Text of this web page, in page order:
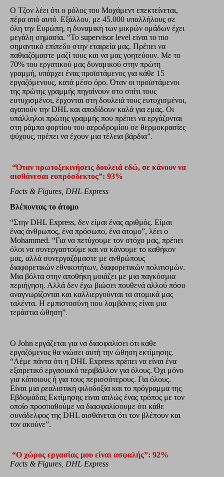
Ο Τζον λέει ότι ο ρόλος του Μοχάμεντ επεκτείνεται,
πέρα από αυτό. Εξάλλου, με 45.000 υπαλλήλους σε
όλη την Ευρώπη, η δυναμική των μικρών ομάδων έχει
μεγάλη σημασία. “Το supervisor level είναι το πιο
σημαντικό επίπεδο στην εταιρεία μας. Πρέπει να
παθιαζόμαστε μαζί τους και να μας γοητεύουν. Με το
70% του εργατικού μας δυναμικού στην πρώτη
γραμμή, υπάρχει ένας προϊστάμενος για κάθε 15
εργαζόμενους, κατά μέσο όρο. Όταν οι προϊστάμενοι
της πρώτης γραμμής πηγαίνουν στο σπίτι τους
ευτυχισμένοι, έρχονται στη δουλειά τους ευτυχισμένοι,
αγαπούν την DHL και αποδίδουν καλά για εμάς. Οι
υπάλληλοι πρώτης γραμμής που πρέπει να εργάζονται
στη ράμπα φορτίου του αεροδρομίου σε θερμοκρασίες
ψύχους, πρέπει να έχουν μια τέλεια βάρδια”.
“Όταν πρωτοξεκινήσεις δουλειά εδώ, σε κάνουν να
αισθάνεσαι ευπρόσδεκτος”: 93%
Facts & Figures, DHL Express
Βλέποντας το άτομο
“Στην DHL Express, δεν είμαι ένας αριθμός. Είμαι
ένας άνθρωπος, ένα πρόσωπο, ένα άτομο”, λέει ο
Mohammed. “Για να πετύχουμε τον στόχο μας, πρέπει
όλοι να συνεργαστούμε και να κάνουμε το καθήκον
μας, αλλά συνεργαζόμαστε με ανθρώπους
διαφορετικών εθνικοτήτων, διαφορετικών πολιτισμών.
Μια βόλτα στην αποθήκη μοιάζει με μια παγκόσμια
περιήγηση. Αλλά δεν έχω βιώσει πουθενά αλλού πόσο
αναγνωρίζονται και καλλιεργούνται τα ατομικά μας
ταλέντα. Η εμπιστοσύνη που λαμβάνεις είναι μια
τεράστια ώθηση”.
Ο John εργάζεται για να διασφαλίσει ότι κάθε
εργαζόμενος θα νιώσει αυτή την ώθηση εκτίμησης.
“Λέμε πάντα ότι η DHL Express πρέπει να είναι ένα
εξαιρετικό εργασιακό περιβάλλον για όλους. Όχι μόνο
για κάποιους ή για τους περισσότερους. Για όλους.
Είναι μια ρεαλιστική φιλοδοξία και το πρόγραμμα της
Εβδομάδας Εκτίμησης είναι απλώς ένας τρόπος με τον
οποίο προσπαθούμε να διασφαλίσουμε ότι κάθε
συνάδελφος της DHL αισθάνεται ότι τον βλέπουν και
τον ακούνε”.
“Ο χώρος εργασίας μου είναι ασφαλής”: 92%
Facts & Figures, DHL Express